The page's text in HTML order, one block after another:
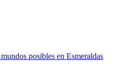
posibles en Esmeraldas